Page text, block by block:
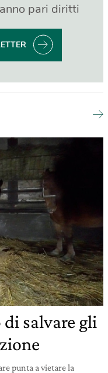
pari diritti
di salvare gli
punta a vietare la